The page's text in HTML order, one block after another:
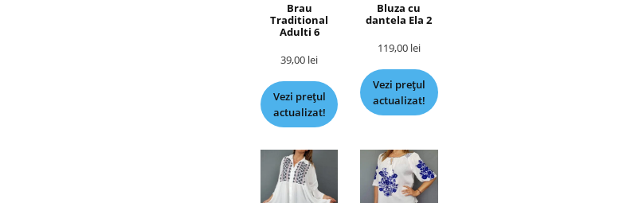
Brau
Traditional
Adulti 6
39,00 lei
Vezi prețul
actualizat!
Bluza cu
dantela Ela 2
119,00 lei
Vezi prețul
actualizat!